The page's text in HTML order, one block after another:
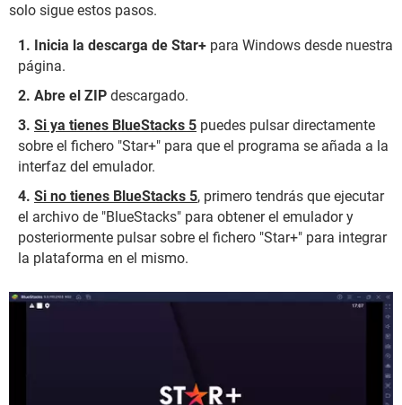
solo sigue estos pasos.
Inicia la descarga de Star+ para Windows desde nuestra
página.
Abre el ZIP descargado.
Si ya tienes BlueStacks 5 puedes pulsar directamente
sobre el fichero "Star+" para que el programa se añada a la
interfaz del emulador.
Si no tienes BlueStacks 5, primero tendrás que ejecutar
el archivo de "BlueStacks" para obtener el emulador y
posteriormente pulsar sobre el fichero "Star+" para integrar
la plataforma en el mismo.